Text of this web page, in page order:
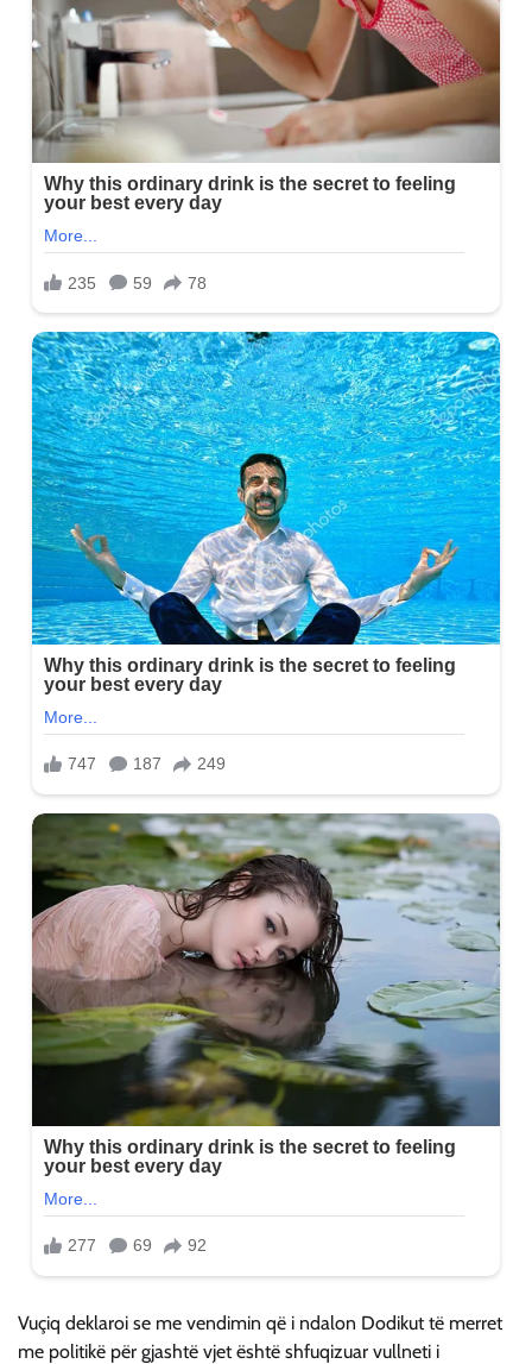
Vuçiq deklaroi se me vendimin që i ndalon Dodikut të merret
me politikë për gjashtë vjet është shfuqizuar vullneti i